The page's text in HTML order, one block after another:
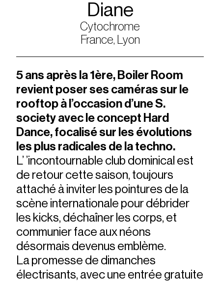
Diane
Cytochrome
France, Lyon
5 ans après la 1ère, Boiler Room
revient poser ses caméras sur le
rooftop à l’occasion d’une S.
society avec le concept Hard
Dance, focalisé sur les évolutions
les plus radicales de la techno.
L’ ’incontournable club dominical est
de retour cette saison, toujours
attaché à inviter les pointures de la
scène internationale pour débrider
les kicks, déchaîner les corps, et
communier face aux néons
désormais devenus emblème.
La promesse de dimanches
électrisants, avec une entrée gratuite